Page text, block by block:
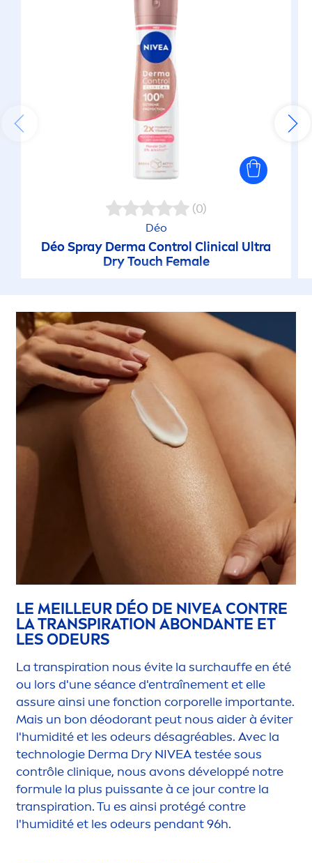
(0)
Déo
Déo Spray Derma Control Clinical Ultra
Dry Touch Female
LE MEILLEUR DÉO DE NIVEACONTRE
LA TRANSPIRATION ABONDANTE ET
LES ODEURS
La transpiration nous évite la surchauffe en été
ou lors d'une séance d'entraînement et elle
assure ainsi une fonction corporelle importante.
Mais un bon déodorant peut nous aider à éviter
l'humidité et les odeurs désagréables. Avec la
technologie Derma Dry NIVEAtestée sous
contrôle clinique, nous avons développé notre
formule la plus puissante à ce jour contre la
transpiration. Tu es ainsi protégé contre
l'humidité et les odeurs pendant 96h.